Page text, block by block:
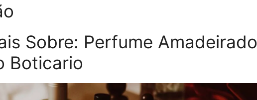
Sobre: Perfume Amadeirado
Boticario